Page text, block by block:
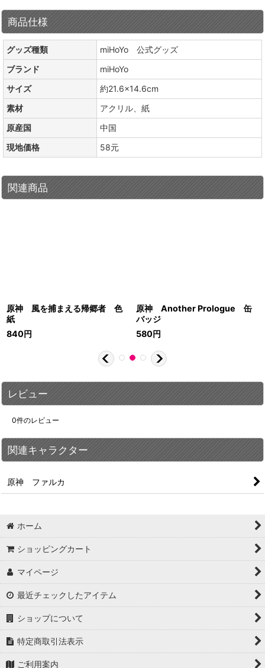
商品仕様
グッズ種類
miHoYo 公式グッズ
ブランド
miHoYo
サイズ
約21.6×14.6cm
素材
アクリル、紙
原産国
中国
現地価格
58元
関連商品
原神 風を捕まえる帰郷者 色
紙
840円
原神 Another Prologue 缶
バッジ
580円
レビュー
0件のレビュー
関連キャラクター
原神 ファルカ
ホーム
ショッピングカート
マイページ
最近チェックしたアイテム
ショップについて
特定商取引法表示
ご利用案内